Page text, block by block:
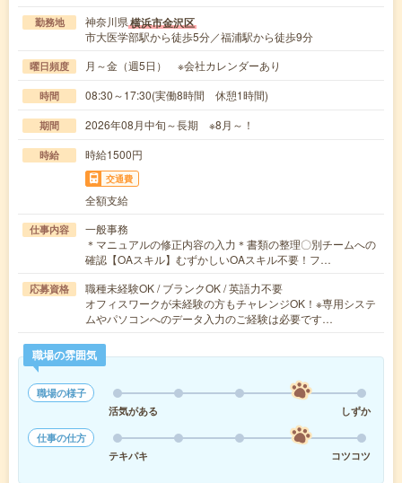
勤務地 神奈川県横浜市金沢区
市大医学部駅から徒歩5分／福浦駅から徒歩9分
曜日頻度 月～金（週5日） ※会社カレンダーあり
時間 08:30～17:30(実働8時間 休憩1時間)
期間 2026年08月中旬～長期 ※8月～！
時給 時給1500円
交通費
全額支給
仕事内容
一般事務
＊マニュアルの修正内容の入力＊書類の整理〇別チームへの
確認【OAスキル】むずかしいOAスキル不要！フ…
応募資格
職種未経験OK / ブランクOK / 英語力不要
オフィスワークが未経験の方もチャレンジOK！※専用システ
ムやパソコンへのデータ入力のご経験は必要です…
職場の雰囲気
職場の様子
活気がある
しずか
仕事の仕方
テキパキ
コツコツ